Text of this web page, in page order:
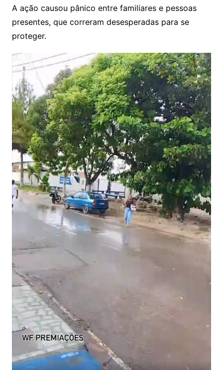
A ação causou pânico entre familiares e pessoas
presentes, que correram desesperadas para se
proteger.